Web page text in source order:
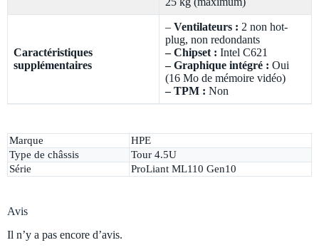
Caractéristiques
supplémentaires
– Ventilateurs : 2 non hot-
plug, non redondants
– Chipset : Intel C621
– Graphique intégré : Oui
(16 Mo de mémoire vidéo)
– TPM : Non
Marque
HPE
Type de châssis
Tour 4.5U
Série
ProLiant ML110 Gen10
Avis
Il n’y a pas encore d’avis.